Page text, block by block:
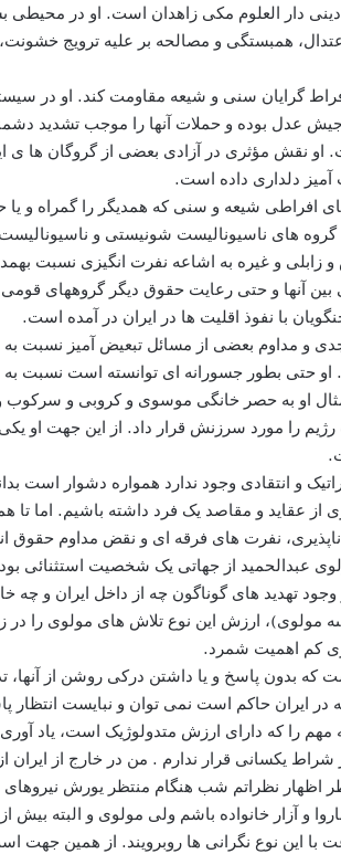
دار العلوم مکی زاهدان است. او در محیطی
همبستگی و مصالحه بر علیه ترویج
گرایان سنی و شیعه مقاومت کند. او در
عدل بوده و حملات آنها را موجب تشدید
او نقش مؤثری در آزادی بعضی از گروگان ها ی
دلداری داده است.
افراطی شیعه و سنی که همدیگر را گمراه و
های ناسیونالیست شونیستی و
زابلی و غیره به اشاعه نفرت انگیزی نسبت
آنها و حتی رعایت حقوق دیگر گروههای
با نفوذ اقلیت ها در ایران در آمده است.
و مداوم بعضی از مسائل تبعیض آمیز نسبت به
او حتی بطور جسورانه ای توانسته است نسبت
را مورد سرزنش قرار داد. از این جهت او
و انتقادی وجود ندارد همواره دشوار است
تری از عقاید و مقاصد یک فرد داشته باشیم. اما
ناپذیری، نفرت های فرقه ای و نقض مداوم
مولوی عبدالحمید از جهاتی یک شخصیت
تهدید های گوناگون چه از داخل ایران و چه
مولوى)، ارزش این نوع تلاش های مولوی را
کم اهمیت شمرد.
که بدون پاسخ و یا داشتن درکی روشن از
ایران حاکم است نمی توان و نبایست
را که دارای ارزش متدولوژیک است، یاد
یکسانی قرار ندارم . من در خارج از ایران از
اظهار نظراتم شب هنگام منتظر یورش نیروهای
و آزار خانواده باشم ولی مولوی و البته
این نوع نگرانی ها روبرویند. از همین جهت